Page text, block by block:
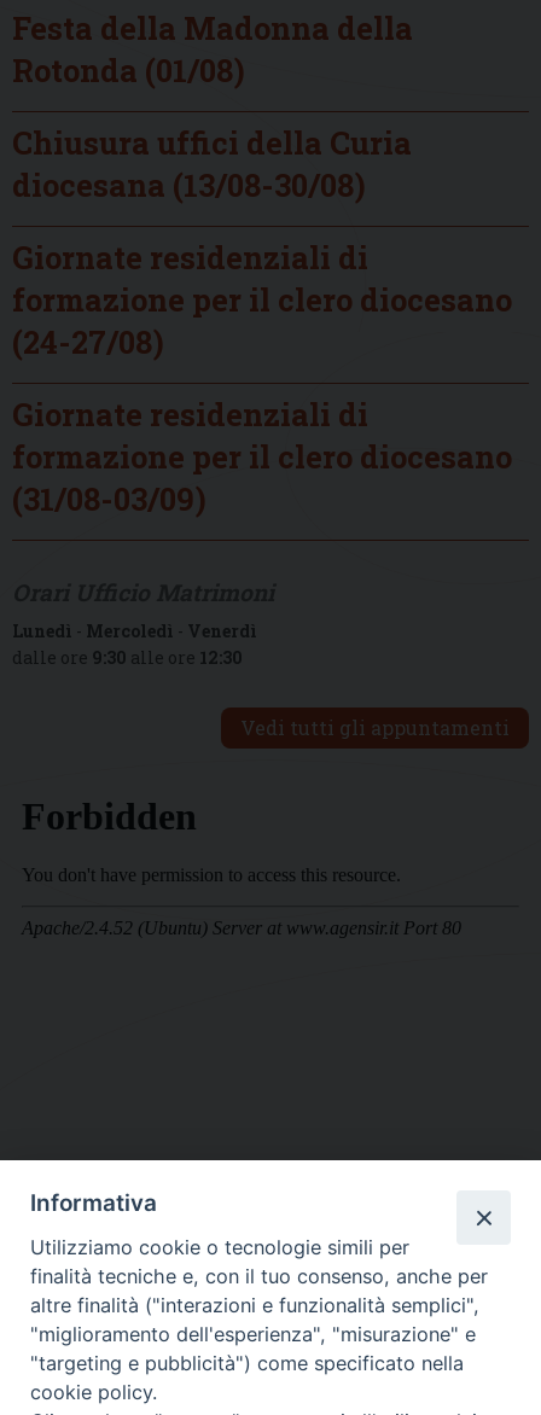
Festa della Madonna della
Rotonda (01/08)
Chiusura uffici della Curia
diocesana (13/08-30/08)
Giornate residenziali di
formazione per il clero diocesano
(24-27/08)
Giornate residenziali di
formazione per il clero diocesano
(31/08-03/09)
Lunedì - Mercoledì - Venerdì
dalle ore 9:30 alle ore 12:30
Vedi tutti gli appuntamenti
DIOCESI SUBURBICARIA DI ALBANO
Contatti:Tel.: 06.93268401 - Fax.: 06.9323844
E-mail:curia@diocesidialbano.it
Orari: dal Lunedì al Venerdì Ore: 9:00 - 13:00
Informativa
Utilizziamo cookie o tecnologie simili per
finalità tecniche e, con il tuo consenso, anche per
altre finalità ("interazioni e funzionalità semplici",
"miglioramento dell'esperienza", "misurazione" e
"targeting e pubblicità") come specificato nella
cookie policy.